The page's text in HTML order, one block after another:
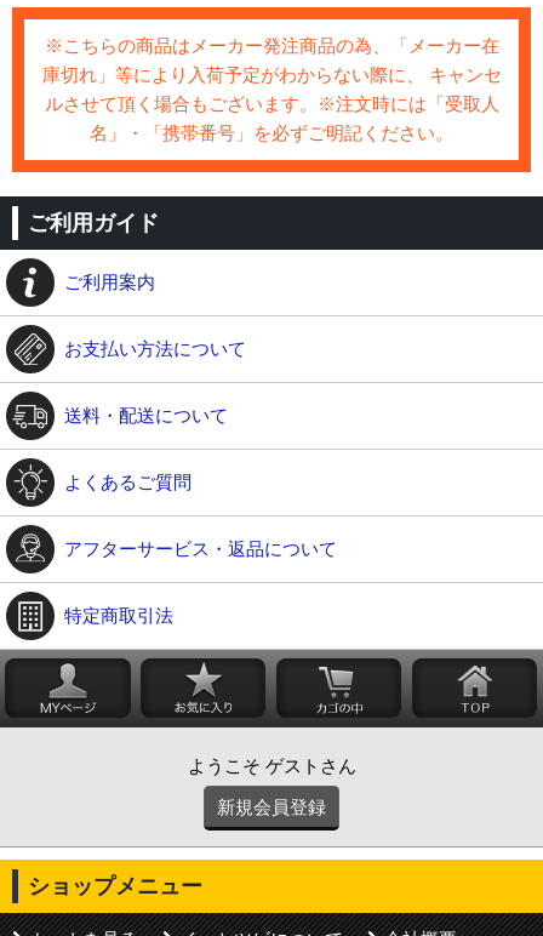
※こちらの商品はメーカー発注商品の為、「メーカー在
庫切れ」等により入荷予定がわからない際に、 キャンセ
ルさせて頂く場合もございます。※注文時には「受取人
名」・「携帯番号」を必ずご明記ください。
ご利用ガイド
ご利用案内
お支払い方法について
送料・配送について
よくあるご質問
アフターサービス・返品について
特定商取引法
ようこそ ゲストさん
新規会員登録
ショップメニュー